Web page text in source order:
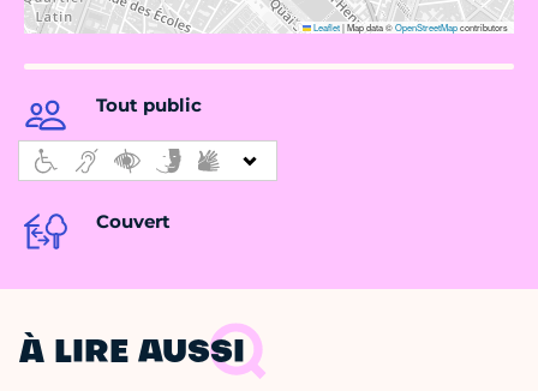
Leaflet|Map data ©OpenStreetMapcontributors
Tout public
Couvert
À LIRE AUSSI